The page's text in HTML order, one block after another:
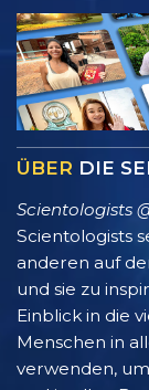
ÜBER DIE
Scientologists
Scientologists
anderen auf
und sie zu
Einblick in die
Menschen in
verwenden,